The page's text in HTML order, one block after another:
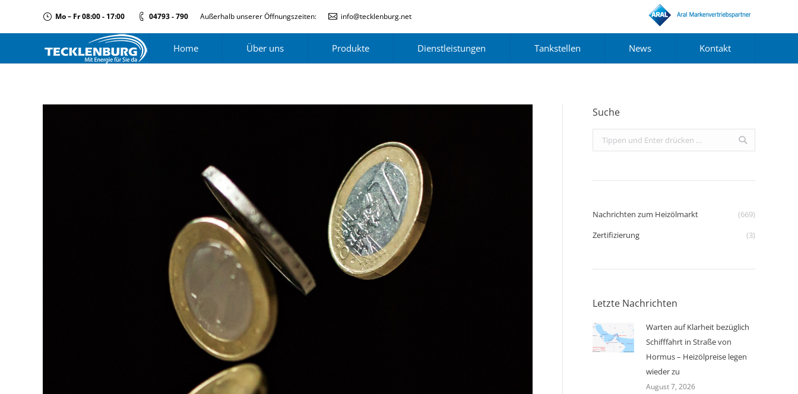
Mo – Fr 08:00 - 17:00 04793 - 790 Außerhalb unserer Öffnungszeiten: info@tecklenburg.net
Home Über uns Produkte Dienstleistungen Tankstellen News Kontakt
Suche
Search:
Nachrichten zum Heizölmarkt
(669)
Zertifizierung
(3)
Letzte Nachrichten
Warten auf Klarheit bezüglich
Schifffahrt in Straße von
Hormus – Heizölpreise legen
wieder zu
August 7, 2026